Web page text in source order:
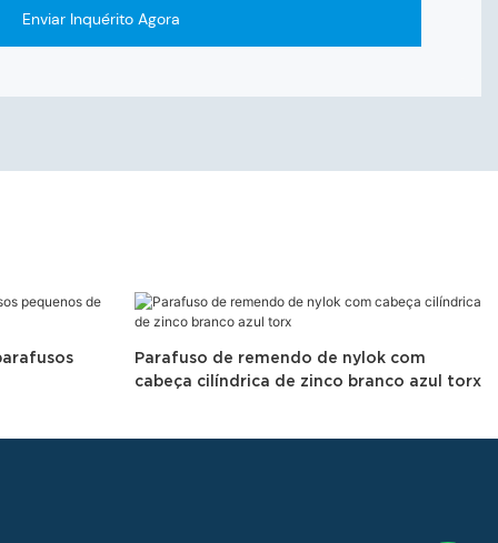
Enviar Inquérito Agora
Parafuso de remendo de nylok com
cabeça cilíndrica de zinco branco azul torx